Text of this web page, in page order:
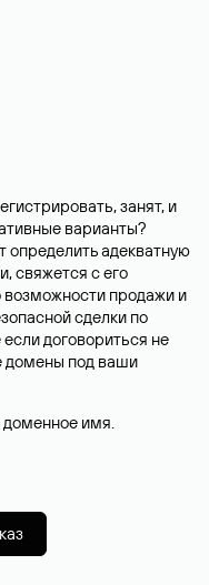
занят, и
варианты?
адекватную
свяжется с его
возможности продажи и
сделки по
договориться не
домены под ваши
доменное имя.